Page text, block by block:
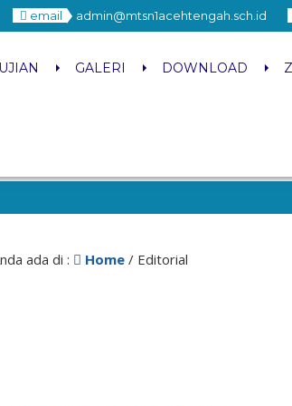
email admin@mtsn1acehtengah.sch.id
UJIAN GALERI DOWNLOAD
ada di : Home/ Editorial